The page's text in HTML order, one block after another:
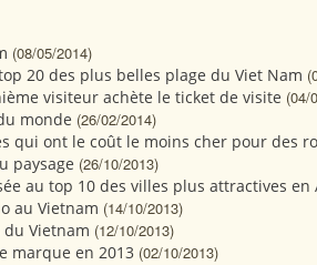
(08/05/2014)
20 des plus belles plage du Viet Nam
visiteur achète le ticket de visite (04/
monde (26/02/2014)
qui ont le coût le moins cher pour des
paysage (26/10/2013)
au top 10 des villes plus attractives en
au Vietnam (14/10/2013)
Vietnam (12/10/2013)
marque en 2013 (02/10/2013)